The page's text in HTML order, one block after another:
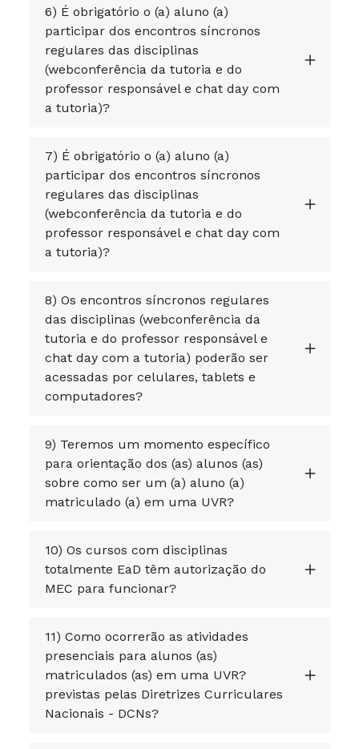
6) É obrigatório o (a) aluno (a)
participar dos encontros síncronos
regulares das disciplinas
(webconferência da tutoria e do
professor responsável e chat day com
a tutoria)?
7) É obrigatório o (a) aluno (a)
participar dos encontros síncronos
regulares das disciplinas
(webconferência da tutoria e do
professor responsável e chat day com
a tutoria)?
8) Os encontros síncronos regulares
das disciplinas (webconferência da
tutoria e do professor responsável e
chat day com a tutoria) poderão ser
acessadas por celulares, tablets e
computadores?
9) Teremos um momento específico
para orientação dos (as) alunos (as)
sobre como ser um (a) aluno (a)
matriculado (a) em uma UVR?
10) Os cursos com disciplinas
totalmente EaD têm autorização do
MEC para funcionar?
11) Como ocorrerão as atividades
presenciais para alunos (as)
matriculados (as) em uma UVR?
previstas pelas Diretrizes Curriculares
Nacionais - DCNs?